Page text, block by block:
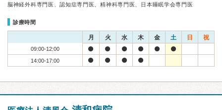
脳神経外科専門医、認知症専門医、精神科専門医、日本睡眠学会専門医
診療時間
月 火 水 木 金 土 日 祝
09:00-12:00
14:00-17:00